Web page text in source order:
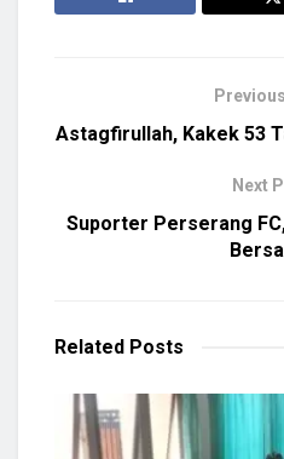
Astagfirullah, Kakek 53
Next
Suporter Perserang
Related Posts